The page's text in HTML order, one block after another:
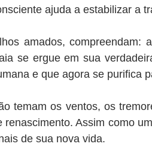
ajuda a estabilizar a
amados, compreendam:
se ergue em sua
e que agora se purifica
temam os ventos, os
renascimento. Assim como
de sua nova vida.